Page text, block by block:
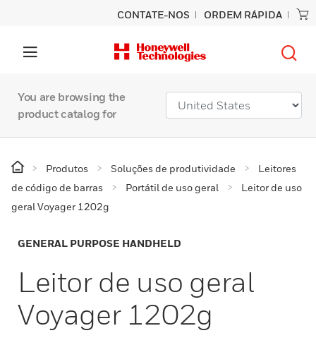
CONTATE-NOS ORDEM RÁPIDA
You are browsing the
product catalog for
Produtos Soluções de produtividade
Leitores
de código de barras
Portátil de uso geral
Leitor de uso
geral Voyager 1202g
GENERAL PURPOSE HANDHELD
Leitor de uso geral
Voyager 1202g